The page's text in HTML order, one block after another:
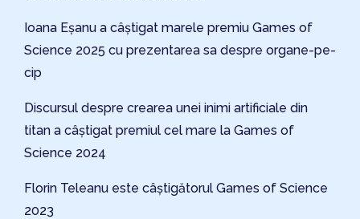
Ioana Eșanu a câștigat marele premiu Games of
Science 2025 cu prezentarea sa despre organe-pe-
cip
Discursul despre crearea unei inimi artificiale din
titan a câștigat premiul cel mare la Games of
Science 2024
Florin Teleanu este câștigătorul Games of Science
2023